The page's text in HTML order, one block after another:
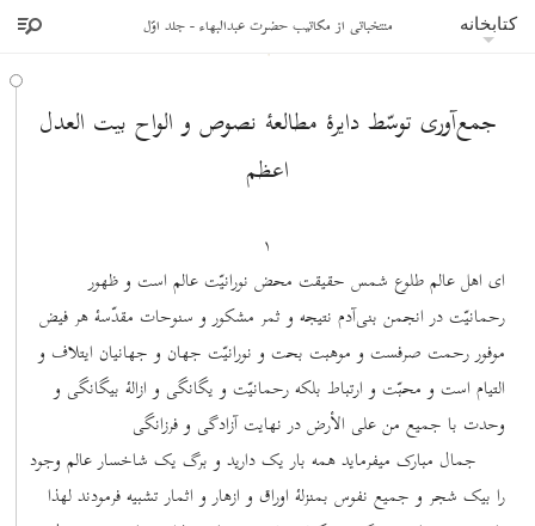
کتابخانه منتخباتى از مكاتيب حضرت عبدالبهاء - جلد اوّل
جمع‌آوری توسّط دایرۀ مطالعۀ نصوص و الواح بیت‌ العدل
اعظم
۱
ای اهل عالم طلوع شمس حقیقت محض نورانیّت عالم است و ظهور
رحمانیّت در انجمن بنی‌آدم نتیجه و ثمر مشکور و سنوحات مقدّسۀ هر فیض
موفور رحمت صرفست و موهبت بحت و نورانیّت جهان و جهانیان ایتلاف و
التیام است و محبّت و ارتباط بلکه رحمانیّت و یگانگی و ازالۀ بیگانگی و
وحدت با جمیع من علی الأرض در نهایت آزادگی و فرزانگی
جمال مبارک میفرماید همه بار یک دارید و برگ یک شاخسار عالم وجود
را بیک شجر و جمیع نفوس بمنزلۀ اوراق و ازهار و اثمار تشبیه فرمودند لهذا